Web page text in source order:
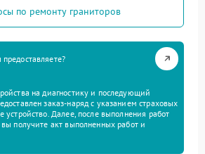
по ремонту граниторов
на диагностику и последующий
заказ-наряд с указанием страховых
устройство. Далее, после выполнения работ
получите акт выполненных работ и